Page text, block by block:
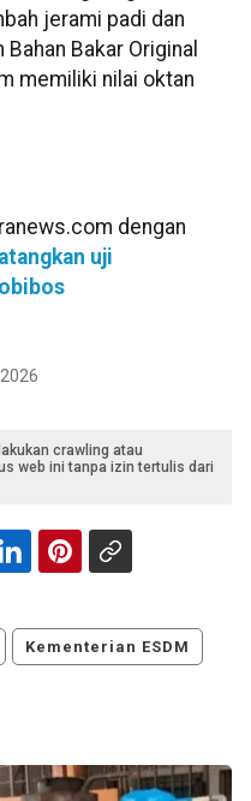
jerami padi dan
Bakar Original
memiliki nilai oktan
dengan
uji
crawling atau
web ini tanpa izin tertulis dari
Kementerian ESDM